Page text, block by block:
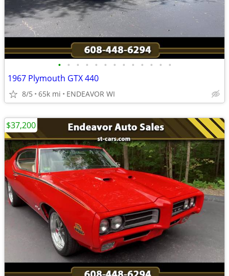
• • • • • • • • • • • • •
1967 Plymouth GTX 440
8/5 65k mi ENDEAVOR WI
$37,200